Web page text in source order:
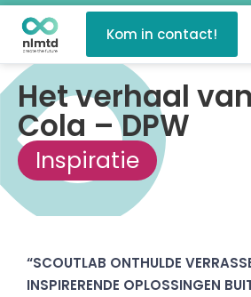
Kom in contact!
Het verhaal
Cola – DPW
Inspiratie
“SCOUTLAB ONTHULDE
INSPIRERENDE OPLOSSINGEN